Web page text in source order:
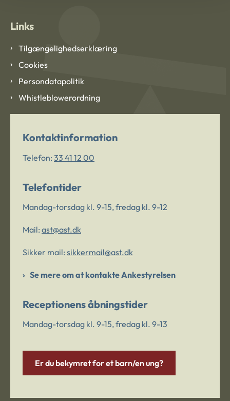
Links
Tilgængelighedserklæring
Cookies
Persondatapolitik
Whistleblowerordning
Kontaktinformation
Telefon: 33 41 12 00
Telefontider
Mandag-torsdag kl. 9-15, fredag kl. 9-12
Mail: ast@ast.dk
Sikker mail: sikkermail@ast.dk
Se mere om at kontakte Ankestyrelsen
Receptionens åbningstider
Mandag-torsdag kl. 9-15, fredag kl. 9-13
Er du bekymret for et barn/en ung?